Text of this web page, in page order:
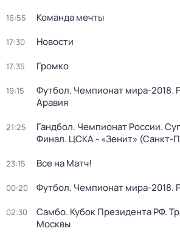
16:55 Команда мечты
17:30 Новости
17:35 Громко
19:15
Футбол. Чемпионат мира-2018.
Аравия
21:25
Гандбол. Чемпионат России.
Финал. ЦСКА - «Зенит» (Санкт-
23:15 Все на Матч!
00:20 Футбол. Чемпионат мира-2018.
02:30
Самбо. Кубок Президента РФ.
Москвы